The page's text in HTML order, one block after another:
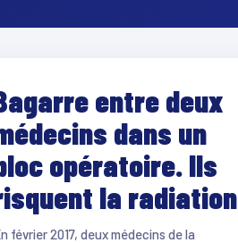
entre deux
dans un
opératoire. Ils
la radiation
février 2017, deux médecins de la